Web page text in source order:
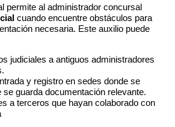
permite al administrador concursal
cuando encuentre obstáculos para
necesaria. Este auxilio puede
judiciales a antiguos administradores
y registro en sedes donde se
se guarda documentación relevante.
a terceros que hayan colaborado con